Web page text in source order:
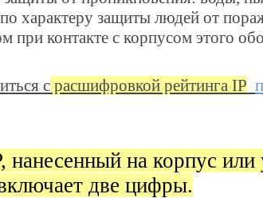
характеру защиты людей от
при контакте с корпусом этого
с расшифровкой рейтинга IP
нанесенный на корпус или
две цифры.